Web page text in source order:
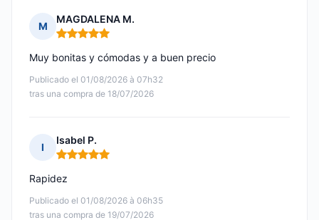
M
MAGDALENA M.
Nota: 5 de 5
Publicado el 01/08/2026 à 07h32
tras una compra de 18/07/2026
Muy bonitas y cómodas y a buen precio
I
Isabel P.
Nota: 5 de 5
Publicado el 01/08/2026 à 06h35
tras una compra de 19/07/2026
Rapidez